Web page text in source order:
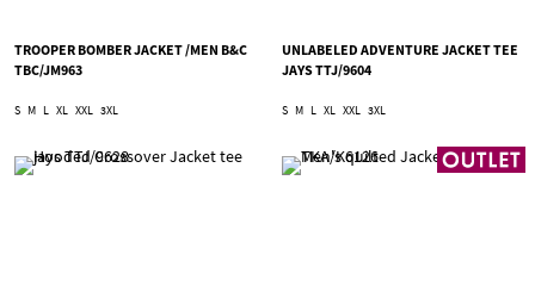
TROOPER BOMBER JACKET /MEN B&C
TBC/JM963
S M L XL XXL 3XL
UNLABELED ADVENTURE JACKET TEE
JAYS TTJ/9604
S M L XL XXL 3XL